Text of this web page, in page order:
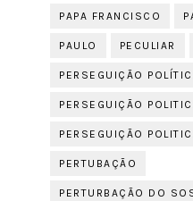
PAPA FRANCISCO
PAULO PECULIAR
PERSEGUIÇÃO
PERSEGUIÇÃO
PERSEGUIÇÃO
PERTUBAÇÃO
PERTURBAÇÃO DO